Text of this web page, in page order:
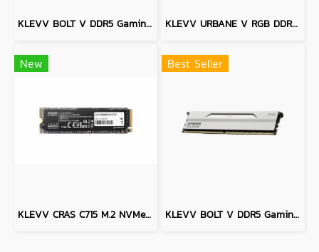
KLEVV BOLT V DDR5 Gaming OC Memory - 64GB (32GBx2) 6400MHZ PURE WHITE KLEVV URBANE V RGB DDR5 Gaming OC Memory - 32GB (16GBx2) 6000MHz Black CL28
New
KLEVV CRAS C715 M.2 NVMe PCIe Gen3X4 SSD - 512GB
Best Seller
KLEVV BOLT V DDR5 Gaming OC Memory - 64GB (32GBx2) 6000MHZ PURE WHITE